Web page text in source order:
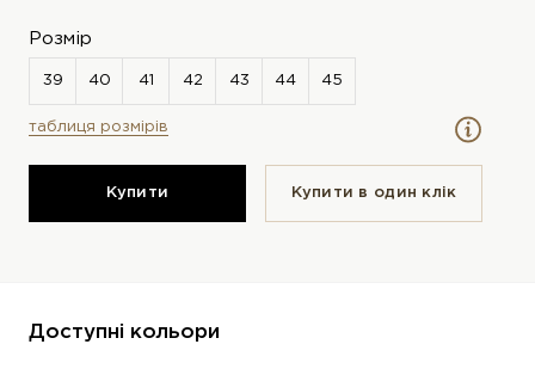
Розмір
таблиця розмірів
Купити Купити в один клiк
Доступні кольори